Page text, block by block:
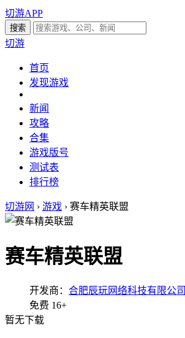
切游APP
切游
首页
发现游戏
新闻
攻略
合集
游戏版号
测试表
排行榜
切游网 › 游戏 › 赛车精英联盟
赛车精英联盟
开发商： 合肥辰玩网络科技有限公司
免费 16+
暂无下载